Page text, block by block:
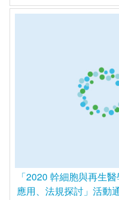
「2020 幹細胞與再生
應用、法規探討」活動